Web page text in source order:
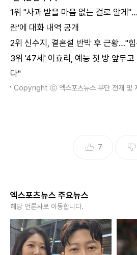
1위 "사과 받을 마음 없는 걸로 알게
란'에 대화 내역 공개
2위 신수지, 결혼설 반박 후 근황…"
3위 '47세' 이효리, 예능 첫 방 앞두고
다"
Copyright ⓒ 엑스포츠뉴스 무단 전재 및
7
엑스포츠뉴스 주요뉴스
해당 언론사로 이동합니다.